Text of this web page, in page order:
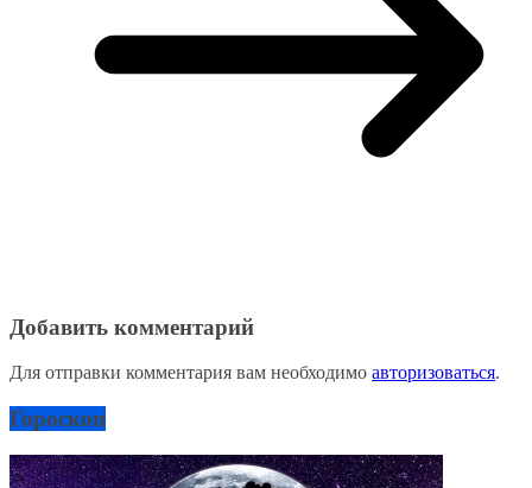
Добавить комментарий
Для отправки комментария вам необходимо авторизоваться.
Гороскоп